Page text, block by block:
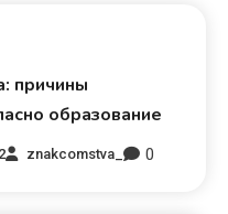
причины
образование
znakcomstva_ 0